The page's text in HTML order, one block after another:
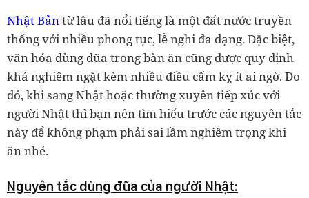
Nhật Bảntừ lâu đã nổi tiếng là một đất nước truyền
thống với nhiều phong tục, lễ nghi đa dạng. Đặc biệt,
văn hóa dùng đũa trong bàn ăn cũng được quy định
khá nghiêm ngặt kèm nhiều điều cấm kỵ ít ai ngờ. Do
đó, khi sang Nhật hoặc thường xuyên tiếp xúc với
người Nhật thì bạn nên tìm hiểu trước các nguyên tắc
này để không phạm phải sai lầm nghiêm trọng khi
ăn nhé.
Nguyên tắc dùng đũa của người Nhật: